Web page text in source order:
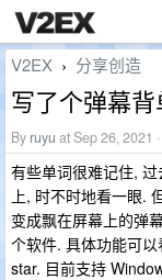
V2EX › 分享创造
写了个弹幕
By ruyu at Sep 26, 2021
有些单词很难记住,
上, 时不时地看一眼.
变成飘在屏幕上的弹
个软件. 具体功能可以
star. 目前支持